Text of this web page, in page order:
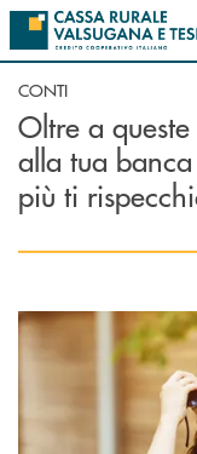
Salta al contenuto principale
CONTI
Oltre a
alla tua
più ti
Scopri di più Conto